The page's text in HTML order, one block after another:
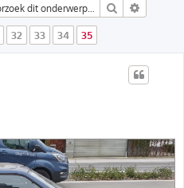
Zoek
3532 33 34 35